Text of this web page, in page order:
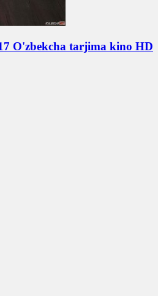
O'zbekcha tarjima kino HD